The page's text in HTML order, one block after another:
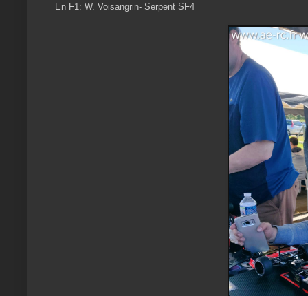
En F1: W. Voisangrin- Serpent SF4